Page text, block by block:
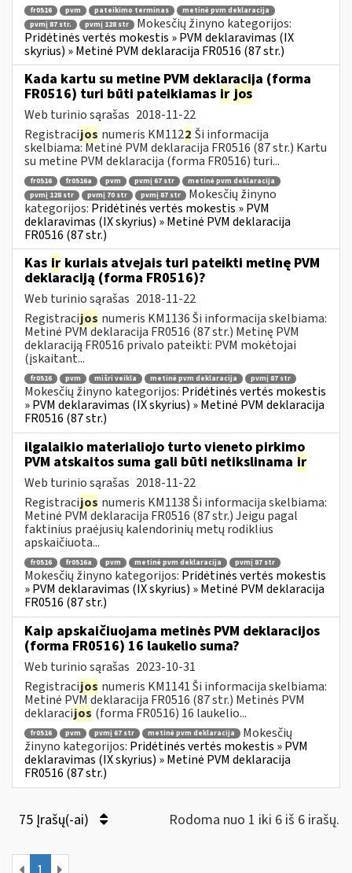
fr0516 pvm pateikimo terminas
metinė pvm deklaracija
pvmį 87 str.
pvmį 128 str
Mokesčių žinyno kategorijos:
Pridėtinės vertės mokestis » PVM deklaravimas (IX
skyrius) » Metinė PVM deklaracija FR0516 (87 str.)
Kada kartu su metine PVM deklaracija (forma
FR0516) turi būti pateikiamas ir jos
Web turinio sąrašas 2018-11-22
Registracijos numeris KM1122 Ši informacija
skelbiama: Metinė PVM deklaracija FR0516 (87 str.) Kartu
su metine PVM deklaracija (forma FR0516) turi...
fr0516 fr0516a pvm pvmį 67 str
metinė pvm deklaracija
pvmį 128 str
pvmį 70 str pvmį 87 str
Mokesčių žinyno
kategorijos: Pridėtinės vertės mokestis » PVM
deklaravimas (IX skyrius) » Metinė PVM deklaracija
FR0516 (87 str.)
Kas ir kuriais atvejais turi pateikti metinę PVM
deklaraciją (forma FR0516)?
Web turinio sąrašas 2018-11-22
Registracijos numeris KM1136 Ši informacija skelbiama:
Metinė PVM deklaracija FR0516 (87 str.) Metinę PVM
deklaraciją FR0516 privalo pateikti: PVM mokėtojai
(įskaitant...
fr0516 pvm mišri veikla metinė pvm deklaracija pvmį 87 str
Mokesčių žinyno kategorijos: Pridėtinės vertės mokestis
» PVM deklaravimas (IX skyrius) » Metinė PVM deklaracija
FR0516 (87 str.)
ilgalaikio materialiojo turto vieneto pirkimo
PVM atskaitos suma gali būti netikslinama ir
Web turinio sąrašas 2018-11-22
Registracijos numeris KM1138 Ši informacija skelbiama:
Metinė PVM deklaracija FR0516 (87 str.) Jeigu pagal
faktinius praėjusių kalendorinių metų rodiklius
apskaičiuota...
fr0516 fr0516a pvm metinė pvm deklaracija pvmį 87 str
Mokesčių žinyno kategorijos: Pridėtinės vertės mokestis
» PVM deklaravimas (IX skyrius) » Metinė PVM deklaracija
FR0516 (87 str.)
Kaip apskaičiuojama metinės PVM deklaracijos
(forma FR0516) 16 laukelio suma?
Web turinio sąrašas 2023-10-31
Registracijos numeris KM1141 Ši informacija skelbiama:
Metinė PVM deklaracija FR0516 (87 str.) Metinės PVM
deklaracijos (forma FR0516) 16 laukelio...
fr0516 pvm pvmį 67 str metinė pvm deklaracija
Mokesčių
žinyno kategorijos: Pridėtinės vertės mokestis » PVM
deklaravimas (IX skyrius) » Metinė PVM deklaracija
FR0516 (87 str.)
75 Įrašų(-ai) Rodoma nuo 1 iki 6 iš 6 irašų.